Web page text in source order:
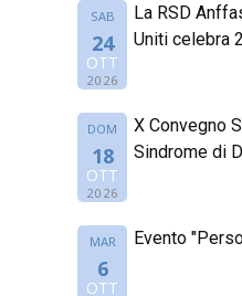
SAB
24
OTT
2026
La RSD
Uniti celebra
DOM
18
OTT
2026
X Convegno
Sindrome di
MAR
6
OTT
Evento